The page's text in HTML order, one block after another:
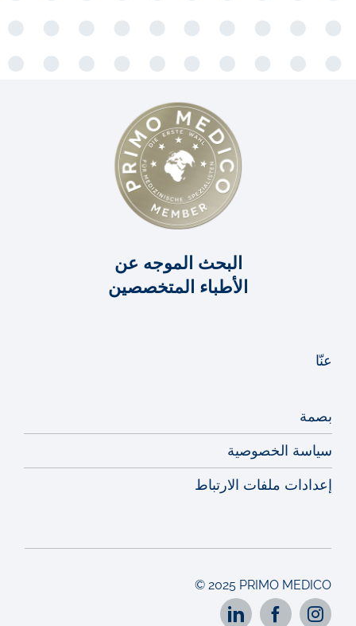
البحث الموجه عن
الأطباء المتخصصين
عنّا
بصمة
سياسة الخصوصية
إعدادات ملفات الارتباط
© 2025 PRIMO MEDICO